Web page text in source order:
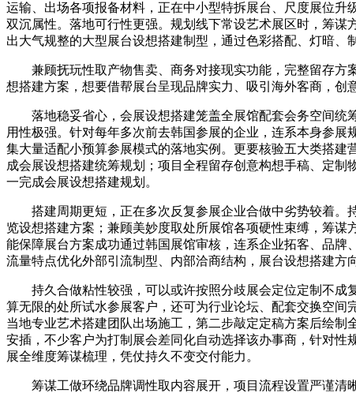
运输、出场各项报备材料，正在中小型特拆展台、尺度展位
双沉属性。落地可行性更强。规划线下常设艺术展区时，筹
出大气规整的大型展台设想搭建制型，通过色彩搭配、灯暗
兼顾抚玩性取产物售卖、商务对接现实功能，完整留存方
想搭建方案，想要借帮展台呈现品牌实力、吸引海外客商，创
落地稳妥省心，会展设想搭建笼盖全展馆配套会务空间统
用性极强。针对每年多次前去韩国参展的企业，连系本身参
集大量适配小预算参展模式的落地实例。更要核验五大类搭
成会展设想搭建统筹规划；项目全程留存创意构想手稿、定
一完成会展设想搭建规划。
搭建周期更短，正在多次反复参展企业合做中劣势较着。
览设想搭建方案；兼顾美妙度取处所展馆各项硬性束缚，筹
能保障展台方案成功通过韩国展馆审核，连系企业拓客、品
流量特点优化外部引流制型、内部洽商结构，展台设想搭建方
持久合做粘性较强，可以或许按照分歧展会定位定制不成
算无限的处所试水参展客户，还可为行业论坛、配套交换空间
当地专业艺术搭建团队出场施工，第二步敲定定稿方案后绘
安插，不少客户为打制展会差同化自动选择该办事商，针对
展全维度筹谋梳理，凭仗持久不变交付能力。
筹谋工做环绕品牌调性取内容展开，项目流程设置严谨清